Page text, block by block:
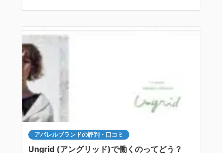
アパレルブランドの評判・口コミ
Ungrid (アングリッド)で働くのってどう？